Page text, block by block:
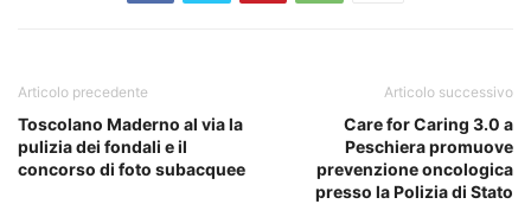
Articolo precedente
Toscolano Maderno al via la
pulizia dei fondali e il
concorso di foto subacquee
Articolo successivo
Care for Caring 3.0 a
Peschiera promuove
prevenzione oncologica
presso la Polizia di Stato